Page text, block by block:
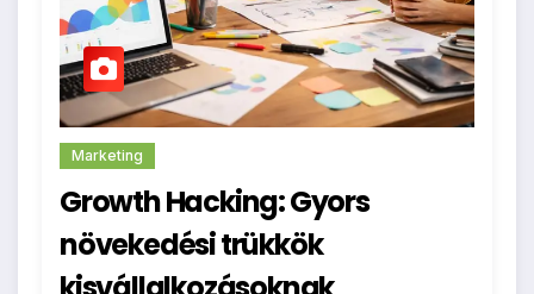
Marketing
Growth Hacking: Gyors
növekedési trükkök